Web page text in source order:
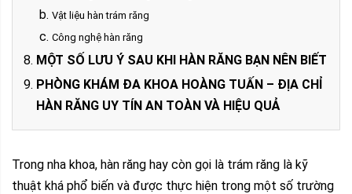
Vật liệu hàn trám răng
Công nghệ hàn răng
MỘT SỐ LƯU Ý SAU KHI HÀN RĂNG BẠN NÊN BIẾT
PHÒNG KHÁM ĐA KHOA HOÀNG TUẤN – ĐỊA CHỈ
HÀN RĂNG UY TÍN AN TOÀN VÀ HIỆU QUẢ
Trong nha khoa, hàn răng hay còn gọi là trám răng là kỹ
thuật khá phổ biến và được thực hiện trong một số trường